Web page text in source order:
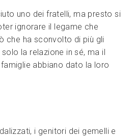
uno dei fratelli, ma presto si
ignorare il legame che
che ha sconvolto di più gli
la relazione in sé, ma il
abbiano dato la loro
i genitori dei gemelli e